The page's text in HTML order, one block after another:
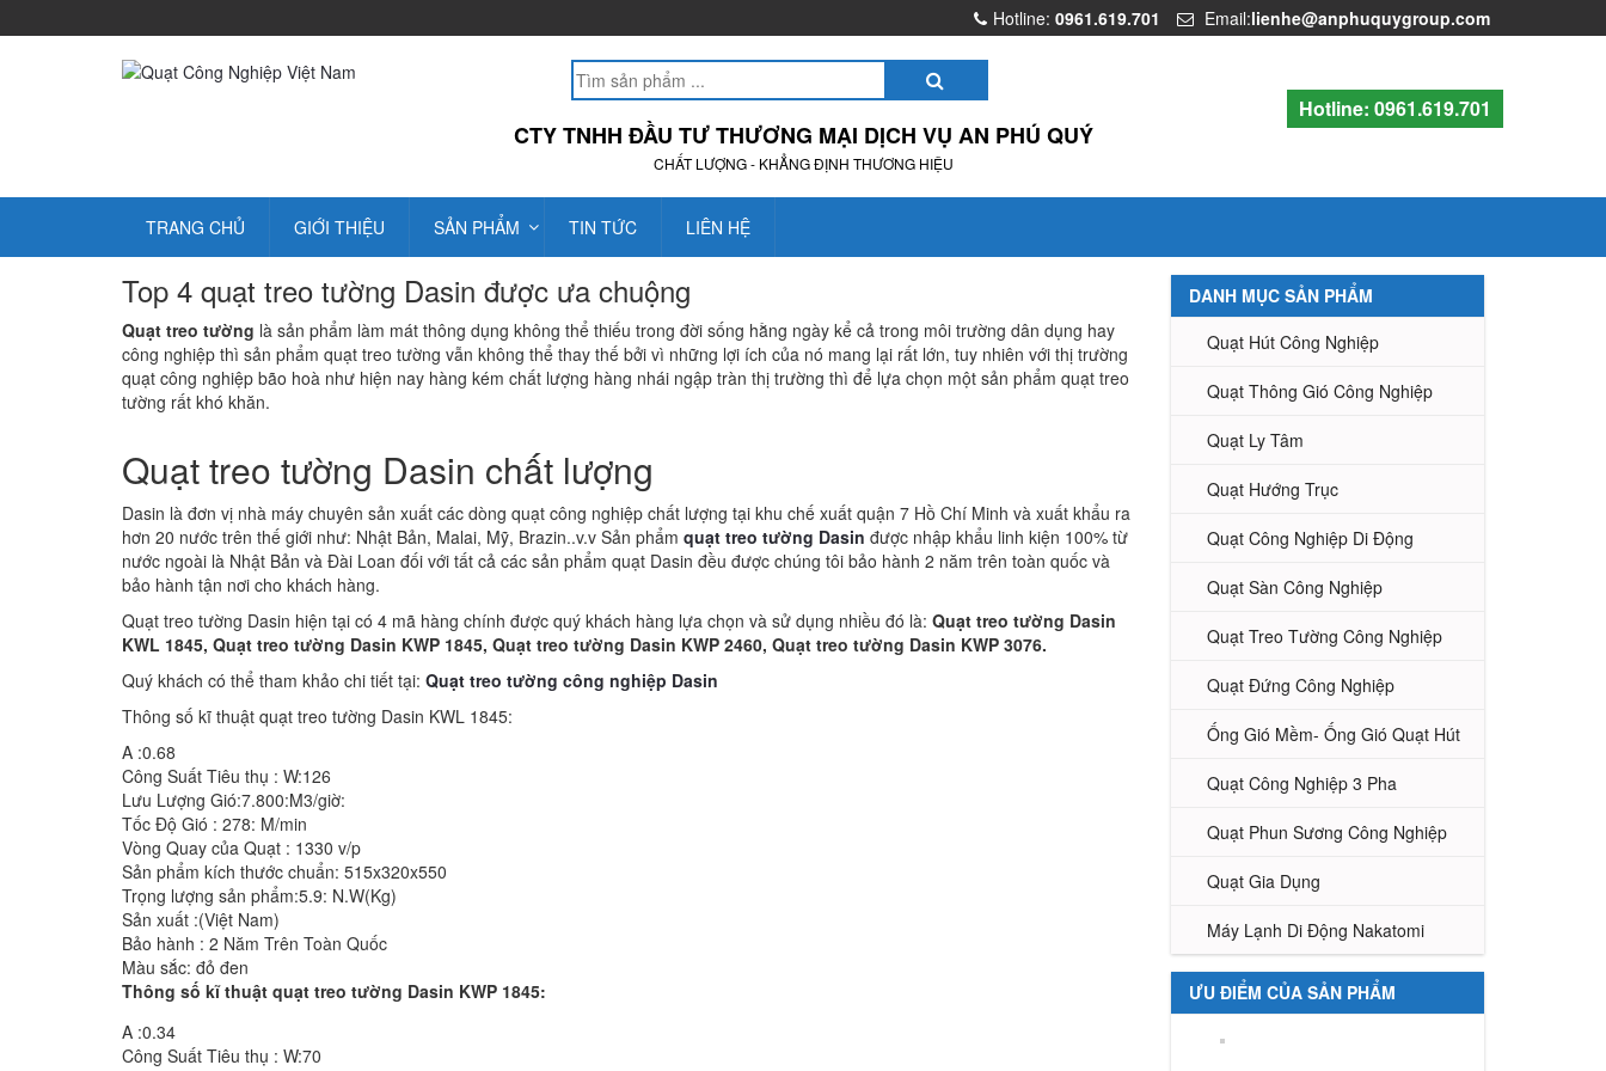
Hotline: 0961.619.701 Email:lienhe@anphuquygroup.com
CTY TNHH ĐẦU TƯ THƯƠNG MẠI DỊCH VỤ AN PHÚ QUÝ
CHẤT LƯỢNG - KHẲNG ĐỊNH THƯƠNG HIỆU
Hotline: 0961.619.701
TRANG CHỦ GIỚI THIỆU SẢN PHẨM TIN TỨC LIÊN HỆ
Top 4 quạt treo tường Dasin được ưa chuộng
Quạt treo tường là sản phẩm làm mát thông dụng không thể thiếu trong đời sống hằng ngày kể cả trong môi trường dân dụng hay
công nghiệp thì sản phẩm quạt treo tường vẫn không thể thay thế bởi vì những lợi ích của nó mang lại rất lớn, tuy nhiên với thị trường
quạt công nghiệp bão hoà như hiện nay hàng kém chất lượng hàng nhái ngập tràn thị trường thì để lựa chọn một sản phẩm quạt treo
tường rất khó khăn.
Quạt treo tường Dasin chất lượng
Dasin là đơn vị nhà máy chuyên sản xuất các dòng quạt công nghiệp chất lượng tại khu chế xuất quận 7 Hồ Chí Minh và xuất khẩu ra
hơn 20 nước trên thế giới như: Nhật Bản, Malai, Mỹ, Brazin..v.v Sản phẩm quạt treo tường Dasin được nhập khẩu linh kiện 100% từ
nước ngoài là Nhật Bản và Đài Loan đối với tất cả các sản phẩm quạt Dasin đều được chúng tôi bảo hành 2 năm trên toàn quốc và
bảo hành tận nơi cho khách hàng.
Quạt treo tường Dasin hiện tại có 4 mã hàng chính được quý khách hàng lựa chọn và sử dụng nhiều đó là: Quạt treo tường Dasin
KWL 1845, Quạt treo tường Dasin KWP 1845, Quạt treo tường Dasin KWP 2460, Quạt treo tường Dasin KWP 3076.
Quý khách có thể tham khảo chi tiết tại: Quạt treo tường công nghiệp Dasin
Thông số kĩ thuật quạt treo tường Dasin KWL 1845:
A :0.68
Công Suất Tiêu thụ : W:126
Lưu Lượng Gió:7.800:M3/giờ:
Tốc Độ Gió : 278: M/min
Vòng Quay của Quạt : 1330 v/p
Sản phẩm kích thước chuẩn: 515x320x550
Trọng lượng sản phẩm:5.9: N.W(Kg)
Sản xuất :(Việt Nam)
Bảo hành : 2 Năm Trên Toàn Quốc
Màu sắc: đỏ đen
Thông số kĩ thuật quạt treo tường Dasin KWP 1845:
A :0.34
Công Suất Tiêu thụ : W:70
DANH MỤC SẢN PHẨM
Quạt Hút Công Nghiệp
Quạt Thông Gió Công Nghiệp
Quạt Ly Tâm
Quạt Hướng Trục
Quạt Công Nghiệp Di Động
Quạt Sàn Công Nghiệp
Quạt Treo Tường Công Nghiệp
Quạt Đứng Công Nghiệp
Ống Gió Mềm- Ống Gió Quạt Hút
Quạt Công Nghiệp 3 Pha
Quạt Phun Sương Công Nghiệp
Quạt Gia Dụng
Máy Lạnh Di Động Nakatomi
ƯU ĐIỂM CỦA SẢN PHẨM